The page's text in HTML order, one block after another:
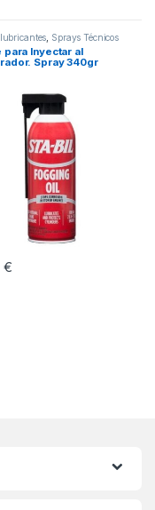
Sprays Técnicos
para Inyectar al
Spray 340gr
€